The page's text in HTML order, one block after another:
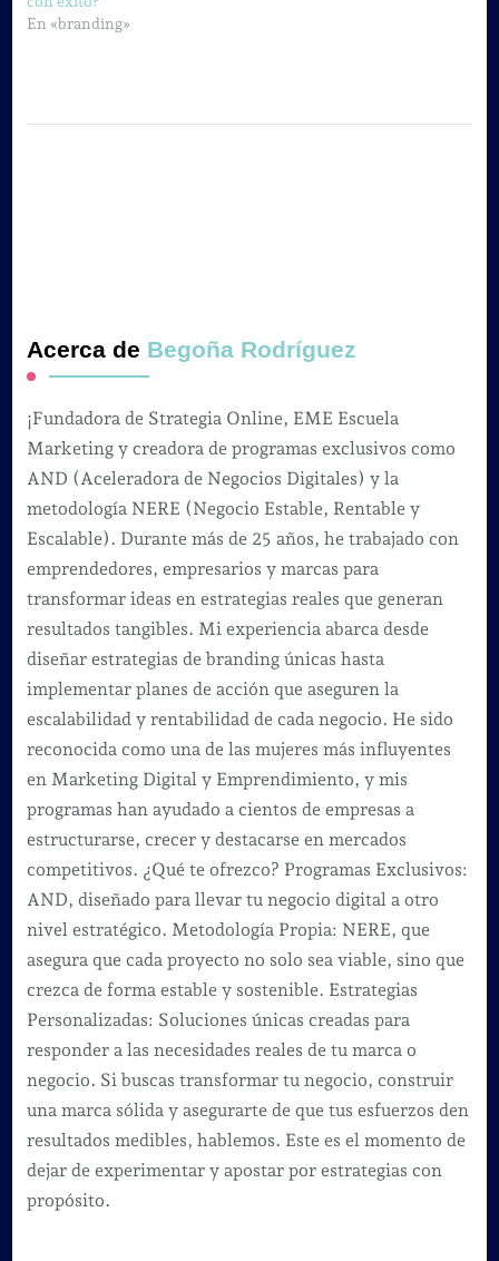
En «branding»
Acerca de Begoña Rodríguez
¡Fundadora de Strategia Online, EME Escuela
Marketing y creadora de programas exclusivos como
AND (Aceleradora de Negocios Digitales) y la
metodología NERE (Negocio Estable, Rentable y
Escalable). Durante más de 25 años, he trabajado con
emprendedores, empresarios y marcas para
transformar ideas en estrategias reales que generan
resultados tangibles. Mi experiencia abarca desde
diseñar estrategias de branding únicas hasta
implementar planes de acción que aseguren la
escalabilidad y rentabilidad de cada negocio. He sido
reconocida como una de las mujeres más influyentes
en Marketing Digital y Emprendimiento, y mis
programas han ayudado a cientos de empresas a
estructurarse, crecer y destacarse en mercados
competitivos. ¿Qué te ofrezco? Programas Exclusivos:
AND, diseñado para llevar tu negocio digital a otro
nivel estratégico. Metodología Propia: NERE, que
asegura que cada proyecto no solo sea viable, sino que
crezca de forma estable y sostenible. Estrategias
Personalizadas: Soluciones únicas creadas para
responder a las necesidades reales de tu marca o
negocio. Si buscas transformar tu negocio, construir
una marca sólida y asegurarte de que tus esfuerzos den
resultados medibles, hablemos. Este es el momento de
dejar de experimentar y apostar por estrategias con
propósito.